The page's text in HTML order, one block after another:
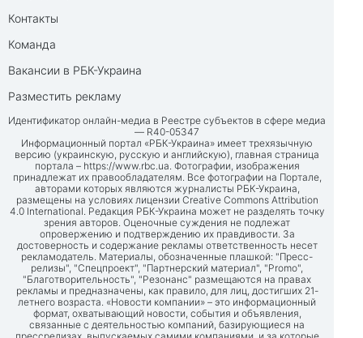
Контакты
Команда
Вакансии в РБК-Украина
Разместить рекламу
Идентификатор онлайн-медиа в Реестре субъектов в сфере медиа
— R40-05347
Информационный портал «РБК-Украина» имеет трехязычную
версию (украинскую, русскую и английскую), главная страница
портала – https://www.rbc.ua. Фотографии, изображения
принадлежат их правообладателям. Все фотографии на Портале,
авторами которых являются журналисты РБК-Украина,
размещены на условиях лицензии Creative Commons Attribution
4.0 International. Редакция РБК-Украина может не разделять точку
зрения авторов. Оценочные суждения не подлежат
опровержению и подтверждению их правдивости. За
достоверность и содержание рекламы ответственность несет
рекламодатель. Материалы, обозначенные плашкой: "Пресс-
релизы", "Спецпроект", "Партнерский материал", "Promo",
"Благотворительность", "Резонанс" размещаются на правах
рекламы и предназначены, как правило, для лиц, достигших 21-
летнего возраста. «Новости компании» – это информационный
формат, охватывающий новости, события и объявления,
связанные с деятельностью компаний, базирующиеся на